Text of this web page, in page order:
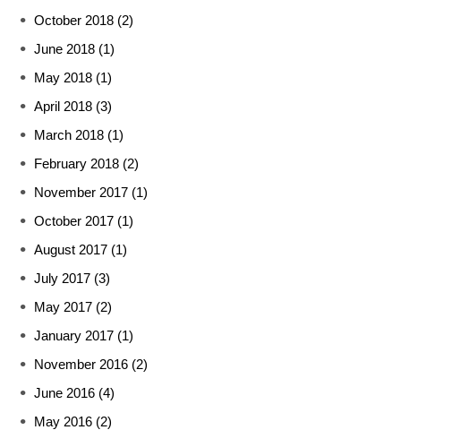
October 2018 (2)
June 2018 (1)
May 2018 (1)
April 2018 (3)
March 2018 (1)
February 2018 (2)
November 2017 (1)
October 2017 (1)
August 2017 (1)
July 2017 (3)
May 2017 (2)
January 2017 (1)
November 2016 (2)
June 2016 (4)
May 2016 (2)